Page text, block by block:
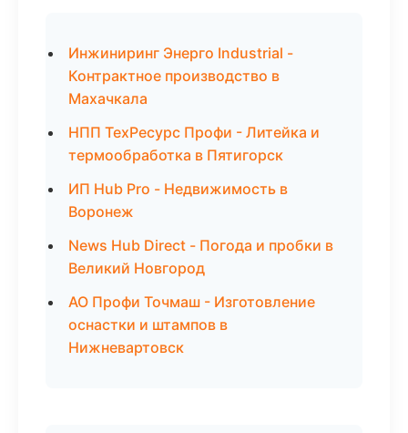
Инжиниринг Энерго Industrial -
Контрактное производство в
Махачкала
НПП ТехРесурс Профи - Литейка и
термообработка в Пятигорск
ИП Hub Pro - Недвижимость в
Воронеж
News Hub Direct - Погода и пробки в
Великий Новгород
АО Профи Точмаш - Изготовление
оснастки и штампов в
Нижневартовск